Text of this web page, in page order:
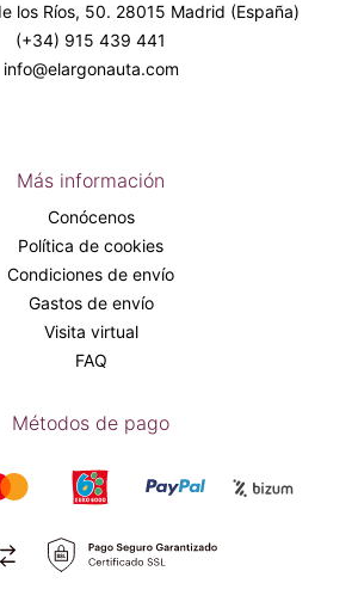
los Ríos, 50. 28015 Madrid (España)
(+34) 915 439 441
info@elargonauta.com
Más información
Conócenos
Política de cookies
Condiciones de envío
Gastos de envío
Visita virtual
FAQ
Métodos de pago